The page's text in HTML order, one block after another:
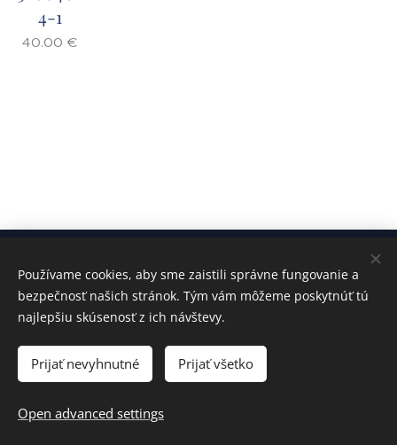
4-1
40.00 €
© 2024 All rights reserved
General business conditions
GDPR Cookies
Languages
Slovenčina
Používame cookies, aby sme zaistili správne fungovanie a
bezpečnosť našich stránok. Tým vám môžeme poskytnúť tú
najlepšiu skúsenosť z ich návštevy.
Prijať nevyhnutné Prijať všetko
Open advanced settings